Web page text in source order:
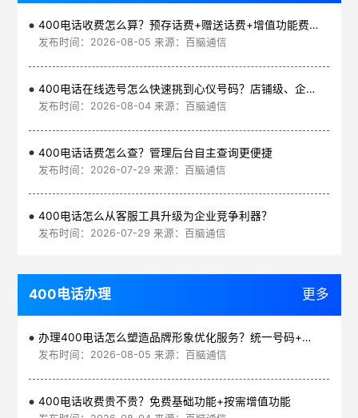
400电话收费怎么算？预存话费+赠送话费+增值功能费透明实惠
发布时间：2026-08-05 来源：百脑通信
400电话在线选号怎么快速挑到心仪号码？店铺级、企业级、集团级一次看清
发布时间：2026-08-04 来源：百脑通信
400电话话费怎么查？管理后台自主查询更便捷
发布时间：2026-07-29 来源：百脑通信
400电话怎么从客服工具升级为企业竞争利器？
发布时间：2026-07-29 来源：百脑通信
400电话办理 更多
办理400电话怎么塑造品牌形象优化服务？统一号码+智能管理平台
发布时间：2026-08-05 来源：百脑通信
400电话收费贵不贵？免费基础功能+按需增值功能